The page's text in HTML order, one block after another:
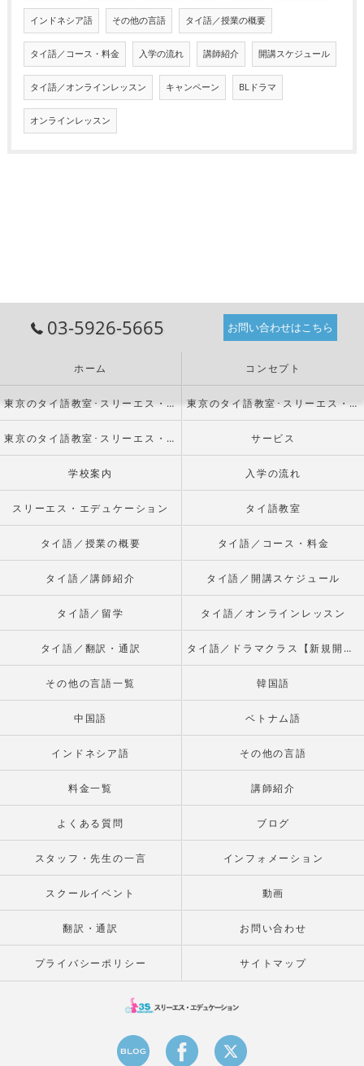
インドネシア語 その他の言語 タイ語／授業の概要
タイ語／コース・料金 入学の流れ 講師紹介 開講スケジュール
タイ語／オンラインレッスン キャンペーン BLドラマ
オンラインレッスン
03-5926-5665 お問い合わせはこちら
ホーム コンセプト
東京のタイ語教室･スリーエス・エデュケーションの口コミ情報 東京のタイ語教室･スリーエス・エデュケーションの評判
東京のタイ語教室･スリーエス・エデュケーションのお客様の声 サービス
学校案内 入学の流れ
スリーエス・エデュケーション タイ語教室
タイ語／授業の概要 タイ語／コース・料金
タイ語／講師紹介 タイ語／開講スケジュール
タイ語／留学 タイ語／オンラインレッスン
タイ語／翻訳・通訳 タイ語／ドラマクラス【新規開校】
その他の言語一覧 韓国語
中国語 ベトナム語
インドネシア語 その他の言語
料金一覧 講師紹介
よくある質問 ブログ
スタッフ・先生の一言 インフォメーション
スクールイベント 動画
翻訳・通訳 お問い合わせ
プライバシーポリシー サイトマップ